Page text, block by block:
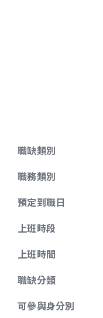
職缺類別
職務類別
預定到職日
上班時段
上班時間
職缺分類
可參與身分別